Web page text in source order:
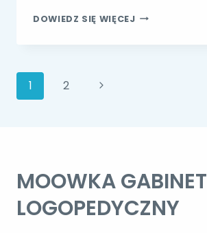
DOWIEDZ SIĘ WIĘCEJKIM
Nawigacja
1 2
Następna
MOOWKA GABINET
LOGOPEDYCZNY